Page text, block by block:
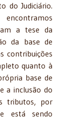
do Judiciário.
a tese da
da base de
contribuições
quanto à
base de
a inclusão do
tributos, por
está sendo